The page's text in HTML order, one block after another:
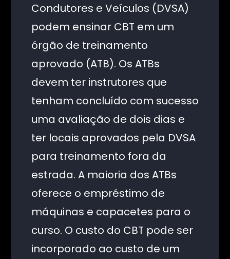
Condutores e Veículos (DVSA)
podem ensinar CBT em um
órgão de treinamento
aprovado (ATB). Os ATBs
devem ter instrutores que
tenham concluído com sucesso
uma avaliação de dois dias e
ter locais aprovados pela DVSA
para treinamento fora da
estrada. A maioria dos ATBs
oferece o empréstimo de
máquinas e capacetes para o
curso. O custo do CBT pode ser
incorporado ao custo de um